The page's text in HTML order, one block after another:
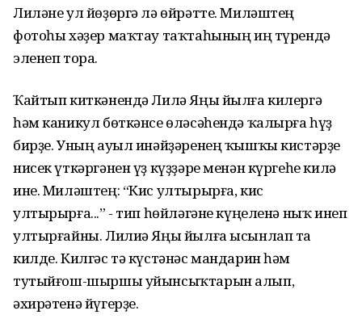
Лиләне ул йөҙөргә лә өйрәтте. Миләштең
фотоһы хәҙер маҡтау таҡтаһының иң түрендә
эленеп тора.
Ҡайтып киткәнендә Лилә Яңы йылға килергә
һәм каникул бөткәнсе өләсәһендә ҡалырға һүҙ
бирҙе. Уның ауыл инәйҙәренең ҡышҡы кистәрҙе
нисек үткәргәнен үҙ күҙҙәре менән күргеһе килә
ине. Миләштең: “Кис ултырырға, кис
ултырырға...” - тип һөйләгәне күңеленә ныҡ инеп
ултырғайны. Лилиә Яңы йылға ысынлап та
килде. Килгәс тә күстәнәс мандарин һәм
тутыйғош-шыршы уйынсыҡтарын алып,
әхирәтенә йүгерҙе.